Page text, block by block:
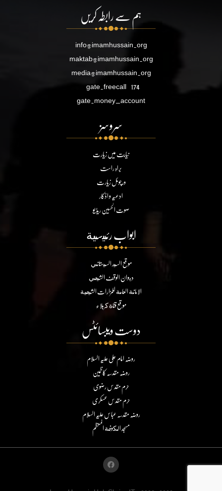
ہم سے رابطہ کریں
info@imamhussain.org
maktab@imamhussain.org
media@imamhussain.org
gate.freecall 174
gate.money_account
سروسز
نیابت میں زیارت
براہ راست
ورچوئل زیارت
ادعیہ و اذکار
صوت الحسین ریڈیو
ابواب رئيسية
موقع السيد السيستاني
ديوان الوقف الشيعي
الامانة العامة للمزارات الشيعية
موقع قناة كربلاء
دوست ویبسائٹس
روضہ امام علی علیہ السلام
روضہ مقدسہ کاظمین
حرم مقدس رضوی
حرم مقدس عسکری
روضہ مقدسہ عباس علیہ السلام
مسجد الكوفة المعظم